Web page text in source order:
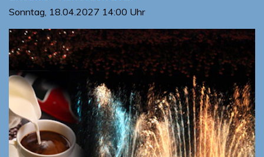
Sonntag, 18.04.2027 14:00 Uhr